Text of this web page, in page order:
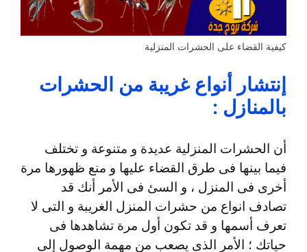
كيفية القضاء على الحشرات المنزلية
إنتشار أنواع غريبة من الحشرات
بالمنازل :
أن الحشرات المنزلية عديدة و متنوعة و تختلف
فيما بينها فى طرق القضاء عليها و منع ظهورها مرة
أخرى فى المنزل ، و السئ فى الأمر أنك قد
تصادف انواع من حشرات المنزل الغريبة و التى لا
تعرف أسمها و قد تكون أول مرة تشاهدها فى
حياتك ؛ الأمر الذى يصعب من مهمة الوصول إلى